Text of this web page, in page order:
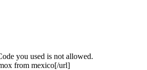
you used is not allowed.
from mexico[/url]